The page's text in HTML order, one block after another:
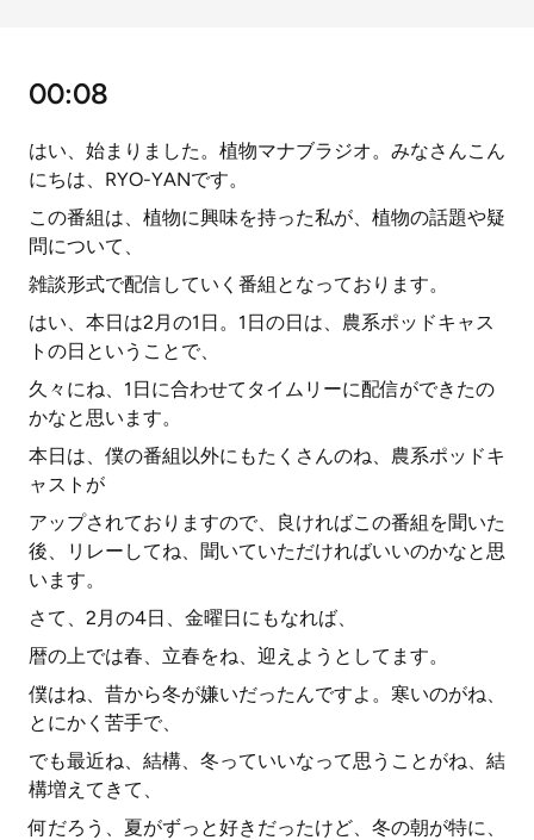
00:08
はい、始まりました。植物マナブラジオ。みなさんこん
にちは、RYO-YANです。
この番組は、植物に興味を持った私が、植物の話題や疑
問について、
雑談形式で配信していく番組となっております。
はい、本日は2月の1日。1日の日は、農系ポッドキャス
トの日ということで、
久々にね、1日に合わせてタイムリーに配信ができたの
かなと思います。
本日は、僕の番組以外にもたくさんのね、農系ポッドキ
ャストが
アップされておりますので、良ければこの番組を聞いた
後、リレーしてね、聞いていただければいいのかなと思
います。
さて、2月の4日、金曜日にもなれば、
暦の上では春、立春をね、迎えようとしてます。
僕はね、昔から冬が嫌いだったんですよ。寒いのがね、
とにかく苦手で、
でも最近ね、結構、冬っていいなって思うことがね、結
構増えてきて、
何だろう、夏がずっと好きだったけど、冬の朝が特に、